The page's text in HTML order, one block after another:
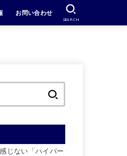
お問い合わせ
SEARCH
じない「ハイパー